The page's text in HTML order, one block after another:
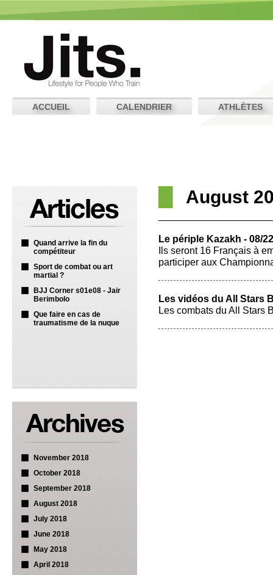
ACCUEIL CALENDRIER ATHLÈTES
Quand arrive la fin du
compétiteur
Sport de combat ou art
martial ?
BJJ Corner s01e08 - Jair
Berimbolo
Que faire en cas de
traumatisme de la nuque
November 2018
October 2018
September 2018
August 2018
July 2018
June 2018
May 2018
April 2018
August
Le périple Kazakh - 08/
Ils seront 16 Français à
participer aux
Les vidéos du All Stars
Les combats du All Stars